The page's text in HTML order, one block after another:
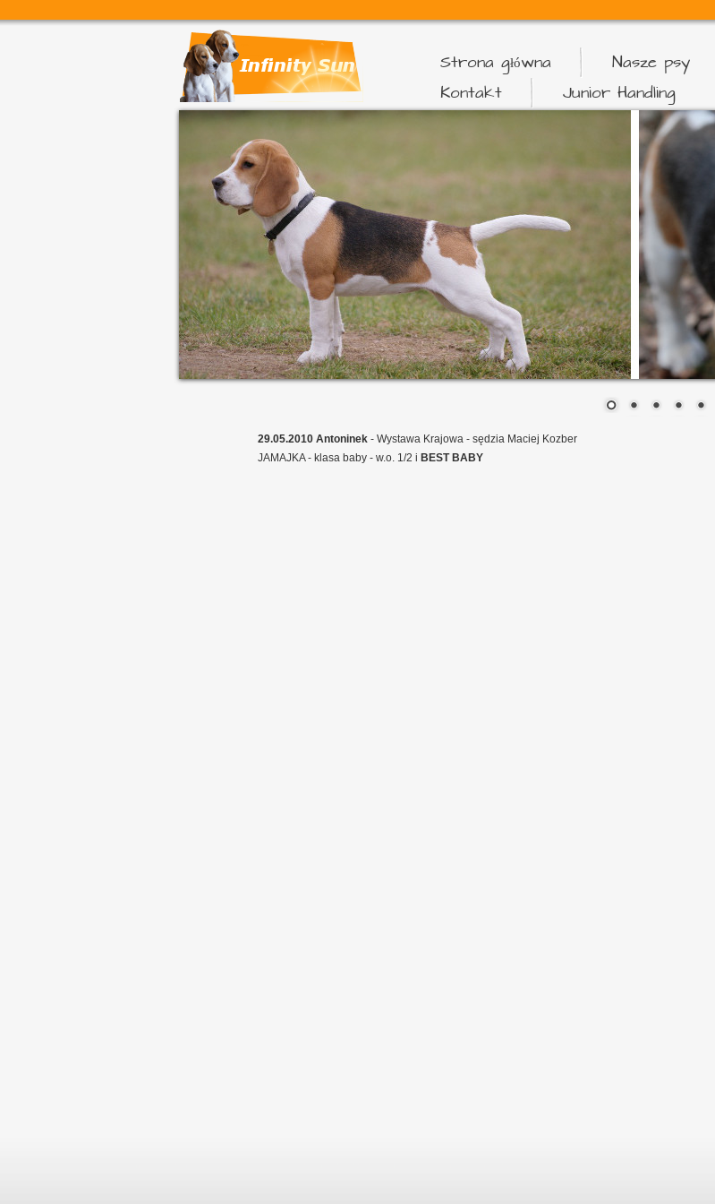
Strona główna Nasze psy
Kontakt
Junior Handling
29.05.2010 Antoninek - Wystawa Krajowa - sędzia Maciej Kozber
JAMAJKA - klasa baby - w.o. 1/2 i BEST BABY